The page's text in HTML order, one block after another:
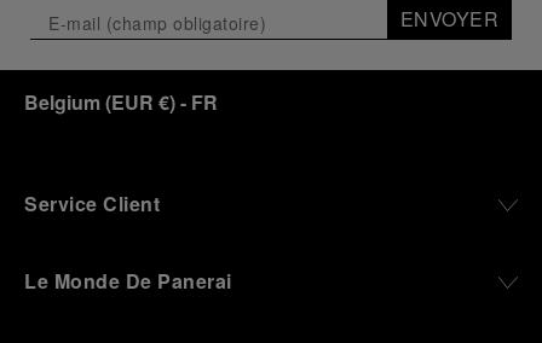
ENVOYER
Belgium (EUR €)- FR
Service Client
Le Monde De Panerai